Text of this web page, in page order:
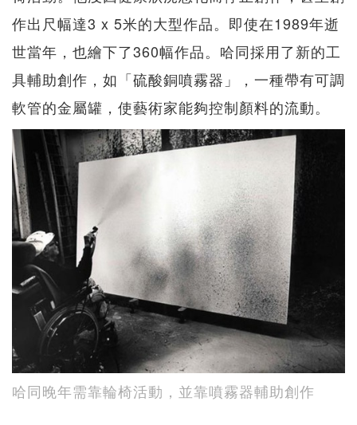
作出尺幅達3 x 5米的大型作品。即使在1989年逝
世當年，也繪下了360幅作品。哈同採用了新的工
具輔助創作，如「硫酸銅噴霧器」，一種帶有可調
軟管的金屬罐，使藝術家能夠控制顏料的流動。
哈同晚年需靠輪椅活動，並靠噴霧器輔助創作